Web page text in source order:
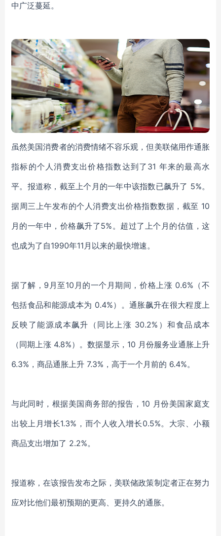
中广泛蔓延。
虽然美国消费者的消费情绪不容乐观，但 美联储用作通胀
指标的个人消费支出价格指数达到了 31 年来的最高水
平。报道称， 截至上个月的一年中该指数已飙升了 5%。
据周三上午发布的个人消费支出价格指数数据，截至 10
月的一年中，价格飙升了5%。超过了上个月的估值 ，这
也成为了 自1990年11月以来的最快增速。
据了解， 9月至10月的一个月期间，价格上涨 0.6%（不
包括食品和能源成本为 0.4%）。通胀飙升在很大程度上
反映了能源成本飙升（同比上涨 30.2%）和食品成本
（同期上涨 4.8%）。数据显示，10 月份服务业通胀上升
6.3%，商品通胀上升 7.3%，高于一个月前的 6.4%。
与此同时，根据美国商务部的报告， 10 月份美国家庭支
出较上月增长1.3%，而个人收入增长0.5%。大宗 、小额
商品支出增加了 2.2%。
报道称，在该报告发布之际，美联储政策制定者正在努力
应对比他们最初预期的更高、更持久的通胀。